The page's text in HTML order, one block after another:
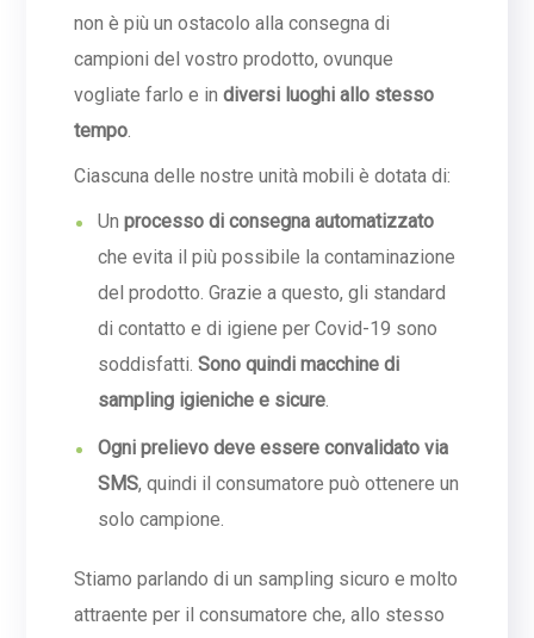
non è più un ostacolo alla consegna di
campioni del vostro prodotto, ovunque
vogliate farlo e indiversi luoghi allo stesso
tempo.
Ciascuna delle nostre unità mobili è dotata di:
Unprocesso di consegna automatizzato
che evita il più possibile la contaminazione
del prodotto. Grazie a questo, gli standard
di contatto e di igiene per Covid-19 sono
soddisfatti.Sono quindi macchine di
sampling igieniche e sicure.
Ogni prelievo deve essere convalidato via
SMS, quindi il consumatore può ottenere un
solo campione.
Stiamo parlando di un sampling sicuro e molto
attraente per il consumatore che, allo stesso